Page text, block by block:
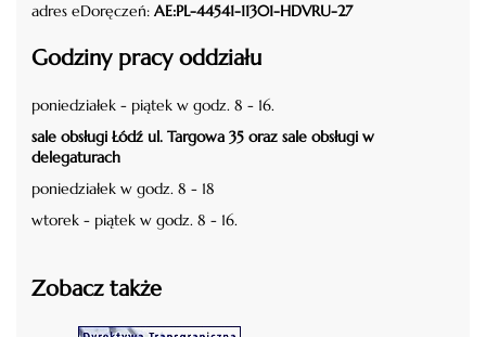
adres eDoręczeń: AE:PL-44541-11301-HDVRU-27
Godziny pracy oddziału
poniedziałek - piątek w godz. 8 - 16.
sale obsługi Łódź ul. Targowa 35 oraz sale obsługi w
delegaturach
poniedziałek w godz. 8 - 18
wtorek - piątek w godz. 8 - 16.
Zobacz także